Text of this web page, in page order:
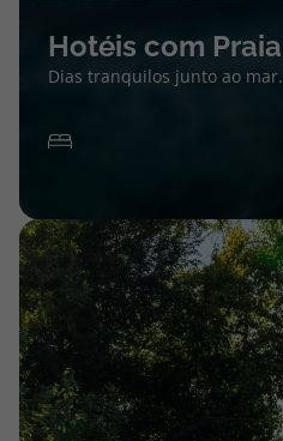
Hotéis com Praia
Dias tranquilos junto ao mar.